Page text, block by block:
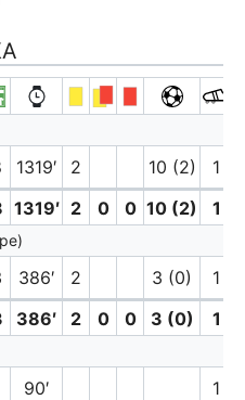
1319′ 2 10 (2)
1
1319′ 2 0 0 10 (2) 1
386′ 2 3 (0)
1
386′ 2 0 0 3 (0) 1
90′
1